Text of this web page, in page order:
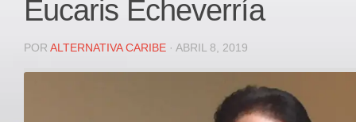
REGIONAL
DEPARTAMENTAL
Eucaris Echeverría
POR ALTERNATIVA CARIBE · ABRIL 8, 2019